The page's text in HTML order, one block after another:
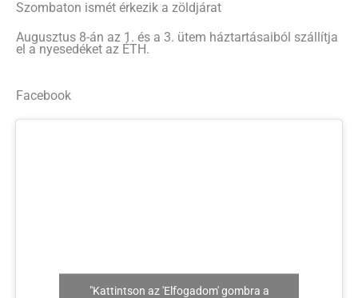
Szombaton ismét érkezik a zöldjárat
Augusztus 8-án az 1. és a 3. ütem háztartásaiból szállítja
el a nyesedéket az ÉTH.
Facebook
"Kattintson az 'Elfogadom' gombra a